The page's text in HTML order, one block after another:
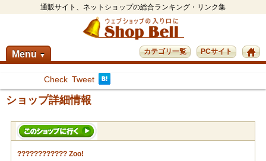
通販サイト、ネットショップの総合ランキング・リンク集
Menu ▼ PCサイト
カテゴリ一覧
Check Tweet
ショップ詳細情報
???????????? Zoo!